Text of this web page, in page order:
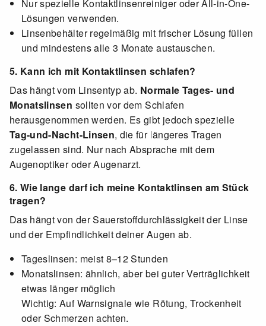
Nur spezielle Kontaktlinsenreiniger oder All-in-One-
Lösungen verwenden.
Linsenbehälter regelmäßig mit frischer Lösung füllen
und mindestens alle 3 Monate austauschen.
5. Kann ich mit Kontaktlinsen schlafen?
Das hängt vom Linsentyp ab. Normale Tages- und
Monatslinsen sollten vor dem Schlafen
herausgenommen werden. Es gibt jedoch spezielle
Tag-und-Nacht-Linsen, die für längeres Tragen
zugelassen sind. Nur nach Absprache mit dem
Augenoptiker oder Augenarzt.
6. Wie lange darf ich meine Kontaktlinsen am Stück
tragen?
Das hängt von der Sauerstoffdurchlässigkeit der Linse
und der Empfindlichkeit deiner Augen ab.
Tageslinsen: meist 8–12 Stunden
Monatslinsen: ähnlich, aber bei guter Verträglichkeit
etwas länger möglich
Wichtig: Auf Warnsignale wie Rötung, Trockenheit
oder Schmerzen achten.